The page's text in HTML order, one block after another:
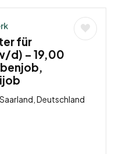
für
d) – 19,00
Deutschland